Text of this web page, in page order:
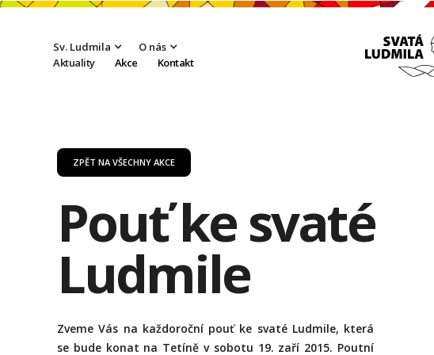
Sv. Ludmila
O nás
Aktuality
Akce Kontakt
ZPĚT NA VŠECHNY AKCE
Pouť ke svaté
Ludmile
Zveme Vás na každoroční pouť ke svaté Ludmile, která
se bude konat na Tetíně v sobotu 19. zaří 2015. Poutní